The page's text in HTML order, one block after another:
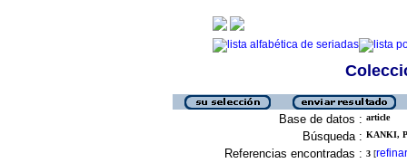
Base de datos : article
Búsqueda : KANKI,
Referencias encontradas : 3 [refinar